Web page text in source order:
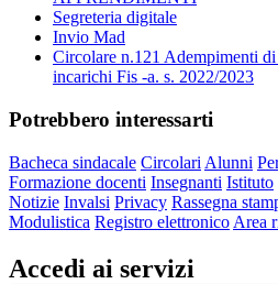
Segreteria digitale
Invio Mad
Circolare n.121 Adempimenti
incarichi Fis -a. s. 2022/2023
Potrebbero interessarti
Bacheca sindacale Circolari Alunni
Formazione docenti Insegnanti Istituto
Notizie Invalsi Privacy Rassegna
Modulistica Registro elettronico Area
Accedi ai servizi